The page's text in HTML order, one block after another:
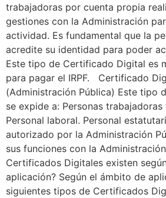
trabajadoras por cuenta propia
gestiones con la Administración
actividad. Es fundamental que la
acredite su identidad para poder
Este tipo de Certificado Digital es
para pagar el IRPF. Certificado
(Administración Pública) Este tipo
se expide a: Personas trabajadoras
Personal laboral. Personal
autorizado por la Administración
sus funciones con la
Certificados Digitales existen
aplicación? Según el ámbito de
siguientes tipos de Certificados